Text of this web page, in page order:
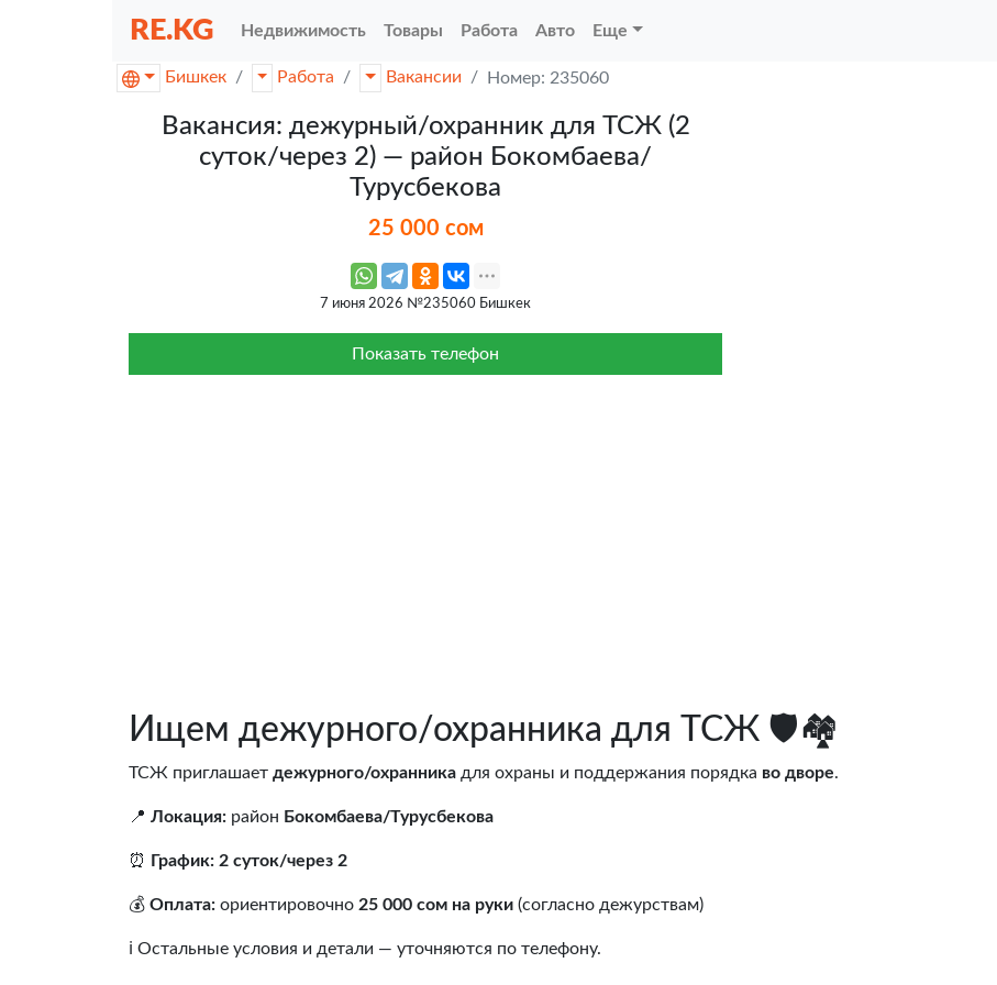
RE.KG Недвижимость Товары Работа Авто Еще
Бишкек Работа Вакансии Номер: 235060
Вакансия: дежурный/охранник для ТСЖ (2
суток/через 2) — район Бокомбаева/
Турусбекова
25 000 сом
7 июня 2026 №235060 Бишкек
Показать телефон
Ищем дежурного/охранника для ТСЖ 🛡️🏘️
ТСЖ приглашает дежурного/охранника для охраны и поддержания порядка во дворе.
📍 Локация: район Бокомбаева/Турусбекова
⏰ График: 2 суток/через 2
💰 Оплата: ориентировочно 25 000 сом на руки (согласно дежурствам)
ℹ️ Остальные условия и детали — уточняются по телефону.